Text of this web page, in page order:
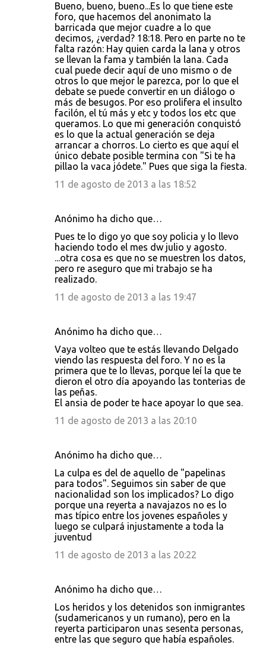
Bueno, bueno, bueno...Es lo que tiene este
foro, que hacemos del anonimato la
barricada que mejor cuadre a lo que
decimos, ¿verdad? 18:18. Pero en parte no te
falta razón: Hay quien carda la lana y otros
se llevan la fama y también la lana. Cada
cual puede decir aquí de uno mismo o de
otros lo que mejor le parezca, por lo que el
debate se puede convertir en un diálogo o
más de besugos. Por eso prolifera el insulto
facilón, el tú más y etc y todos los etc que
queramos. Lo que mi generación conquistó
es lo que la actual generación se deja
arrancar a chorros. Lo cierto es que aquí el
único debate posible termina con "Si te ha
pillao la vaca jódete." Pues que siga la fiesta.
11 de agosto de 2013 a las 18:52
Anónimo ha dicho que…
Pues te lo digo yo que soy policia y lo llevo
haciendo todo el mes dw julio y agosto.
...otra cosa es que no se muestren los datos,
pero re aseguro que mi trabajo se ha
realizado.
11 de agosto de 2013 a las 19:47
Anónimo ha dicho que…
Vaya volteo que te estás llevando Delgado
viendo las respuesta del foro. Y no es la
primera que te lo llevas, porque leí la que te
dieron el otro día apoyando las tonterias de
las peñas.
El ansia de poder te hace apoyar lo que sea.
11 de agosto de 2013 a las 20:10
Anónimo ha dicho que…
La culpa es del de aquello de "papelinas
para todos". Seguimos sin saber de que
nacionalidad son los implicados? Lo digo
porque una reyerta a navajazos no es lo
mas típico entre los jovenes españoles y
luego se culpará injustamente a toda la
juventud
11 de agosto de 2013 a las 20:22
Anónimo ha dicho que…
Los heridos y los detenidos son inmigrantes
(sudamericanos y un rumano), pero en la
reyerta participaron unas sesenta personas,
entre las que seguro que había españoles.